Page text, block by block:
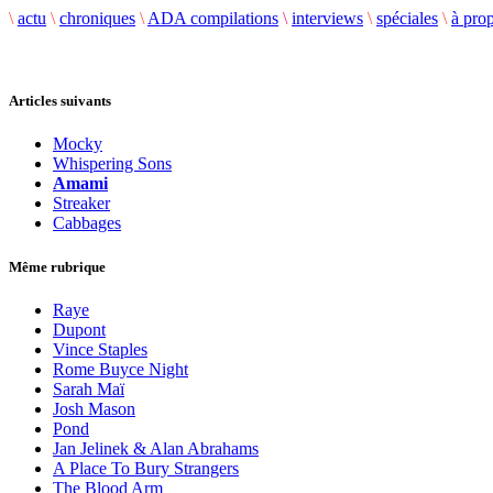
\ actu \ chroniques \ ADA compilations \ interviews \ spéciales \ à
Articles suivants
Mocky
Whispering Sons
Amami
Streaker
Cabbages
Même rubrique
Raye
Dupont
Vince Staples
Rome Buyce Night
Sarah Maï
Josh Mason
Pond
Jan Jelinek & Alan Abrahams
A Place To Bury Strangers
The Blood Arm